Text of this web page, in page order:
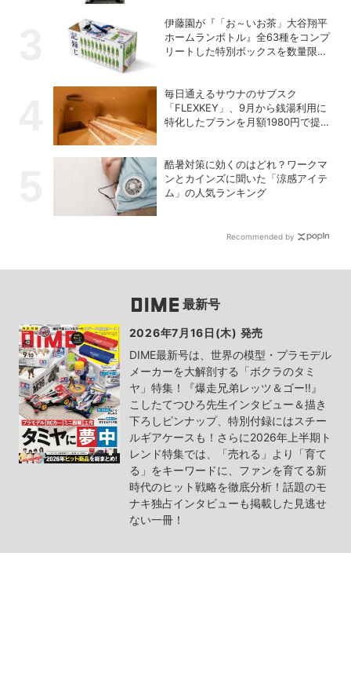
伊藤園が『「お～いお茶」大谷翔平
ホームランボトル』全63種をコンプ
リートした特別ボックスを数量限定
毎日通えるサウナのサブスク
「FLEXKEY」、9月から銭湯利用に
特化したプランを月額1980円で提供
酷暑対策に効くのはどれ？ワークマ
ンとカインズに聞いた「涼感アイテ
ム」の人気ランキング
Recommended by
最新号
2026年7月16日(木) 発売
DIME最新号は、世界の模型・プラモデル
メーカーを大解剖する「ボクラのタミ
ヤ」特集！『爆走兄弟レッツ＆ゴー!!』
こしたてつひろ先生インタビュー＆描き
下ろしピンナップ、特別付録にはスチー
ルギアケースも！さらに2026年上半期ト
レンド特集では、「売れる」より「育て
る」をキーワードに、ファンを育てる新
時代のヒット戦略を徹底分析！話題のモ
ナキ独占インタビューも掲載した見逃せ
ない一冊！